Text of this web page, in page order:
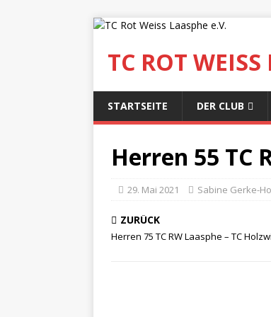
TC ROT
STARTSEITE DER CLUB
Herren 55 TC
29. Mai 2021 Sabine Gerke-
ZURÜCK
Herren 75 TC RW Laasphe – TC